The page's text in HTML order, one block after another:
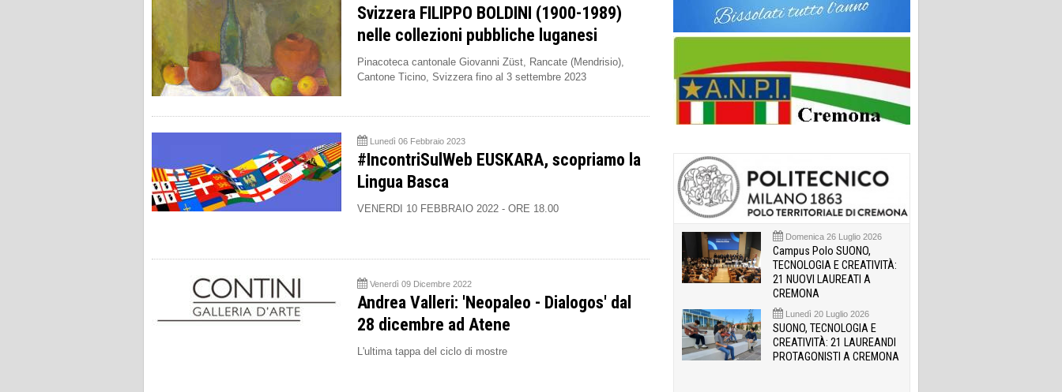
Svizzera FILIPPO BOLDINI (1900-1989)
nelle collezioni pubbliche luganesi
Pinacoteca cantonale Giovanni Züst, Rancate (Mendrisio),
Cantone Ticino, Svizzera fino al 3 settembre 2023
Lunedì 06 Febbraio 2023
#IncontriSulWeb EUSKARA, scopriamo la
Lingua Basca
VENERDI 10 FEBBRAIO 2022 - ORE 18.00
Venerdì 09 Dicembre 2022
Andrea Valleri: 'Neopaleo - Dialogos' dal
28 dicembre ad Atene
L'ultima tappa del ciclo di mostre
Domenica 26 Luglio 2026
Campus Polo SUONO,
TECNOLOGIA E CREATIVITÀ:
21 NUOVI LAUREATI A
CREMONA
Lunedì 20 Luglio 2026
SUONO, TECNOLOGIA E
CREATIVITÀ: 21 LAUREANDI
PROTAGONISTI A CREMONA